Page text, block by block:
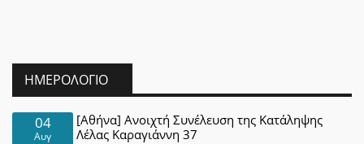
ΗΜΕΡΟΛΌΓΙΟ
04
Αυγ
[Αθήνα] Ανοιχτή Συνέλευση της Κατάληψης
Λέλας Καραγιάννη 37